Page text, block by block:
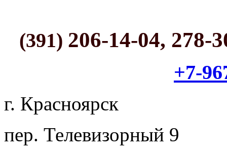
(391) 206-14-04, 278-
+7-
г. Красноярск
пер. Телевизорный 9